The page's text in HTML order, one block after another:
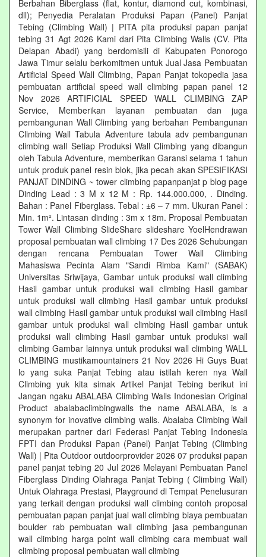
Berbahan Biberglass (flat, kontur, diamond cut, kombinasi,
dll); Penyedia Peralatan Produksi Papan (Panel) Panjat
Tebing (Climbing Wall) | PITA pita produksi papan panjat
tebing 31 Agt 2026 Kami dari Pita Climbing Walls (CV. Pita
Delapan Abadi) yang berdomisili di Kabupaten Ponorogo
Jawa Timur selalu berkomitmen untuk Jual Jasa Pembuatan
Artificial Speed Wall Climbing, Papan Panjat tokopedia jasa
pembuatan artificial speed wall climbing papan panel 12
Nov 2026 ARTIFICIAL SPEED WALL CLIMBING ZAP
Service, Memberikan layanan pembuatan dan juga
pembangunan Wall Climbing yang berbahan Pembangunan
Climbing Wall Tabula Adventure tabula adv pembangunan
climbing wall Setiap Produksi Wall Climbing yang dibangun
oleh Tabula Adventure, memberikan Garansi selama 1 tahun
untuk produk panel resin blok, jika pecah akan SPESIFIKASI
PANJAT DINDING ~ tower climbing papanpanjat p blog page
Dinding Lead : 3 M x 12 M : Rp. 144.000.000, . Dinding.
Bahan : Panel Fiberglass. Tebal : ±6 – 7 mm. Ukuran Panel :
Min. 1m². Lintasan dinding : 3m x 18m. Proposal Pembuatan
Tower Wall Climbing SlideShare slideshare YoelHendrawan
proposal pembuatan wall climbing 17 Des 2026 Sehubungan
dengan rencana Pembuatan Tower Wall Climbing
Mahasiswa Pecinta Alam "Sandi Rimba Kami" (SABAK)
Universitas Sriwijaya, Gambar untuk produksi wall climbing
Hasil gambar untuk produksi wall climbing Hasil gambar
untuk produksi wall climbing Hasil gambar untuk produksi
wall climbing Hasil gambar untuk produksi wall climbing Hasil
gambar untuk produksi wall climbing Hasil gambar untuk
produksi wall climbing Hasil gambar untuk produksi wall
climbing Gambar lainnya untuk produksi wall climbing WALL
CLIMBING mustikamountainers 21 Nov 2026 Hi Guys Buat
lo yang suka Panjat Tebing atau istilah keren nya Wall
Climbing yuk kita simak Artikel Panjat Tebing berikut ini
Jangan ngaku ABALABA Climbing Walls Indonesian Original
Product abalabaclimbingwalls the name ABALABA, is a
synonym for inovative climbing walls. Abalaba Climbing Wall
merupakan partner dari Federasi Panjat Tebing Indonesia
FPTI dan Produksi Papan (Panel) Panjat Tebing (Climbing
Wall) | Pita Outdoor outdoorprovider 2026 07 produksi papan
panel panjat tebing 20 Jul 2026 Melayani Pembuatan Panel
Fiberglass Dinding Olahraga Panjat Tebing ( Climbing Wall)
Untuk Olahraga Prestasi, Playground di Tempat Penelusuran
yang terkait dengan produksi wall climbing contoh proposal
pembuatan papan panjat jual wall climbing biaya pembuatan
boulder rab pembuatan wall climbing jasa pembangunan
wall climbing harga point wall climbing cara membuat wall
climbing proposal pembuatan wall climbing